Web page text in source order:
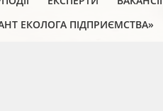
ЕКОЛОГА ПІДПРИЄМСТВА»